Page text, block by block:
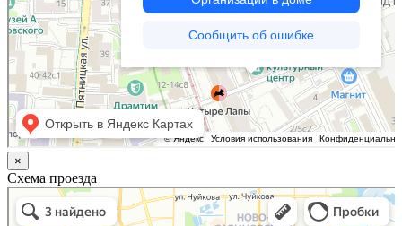
×
Схема проезда
Казань
Малый Татарский переулок, 8 на карте Москвы, ближайшее метро Новокузнецкая —
Яндекс.Карты